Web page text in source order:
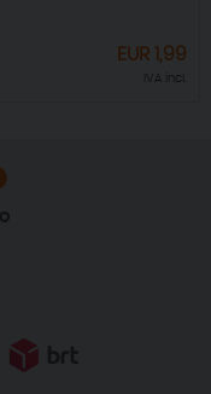
EUR1,99
IVA incl.